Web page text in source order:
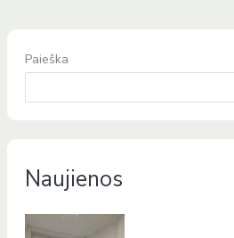
Paieška
Naujienos